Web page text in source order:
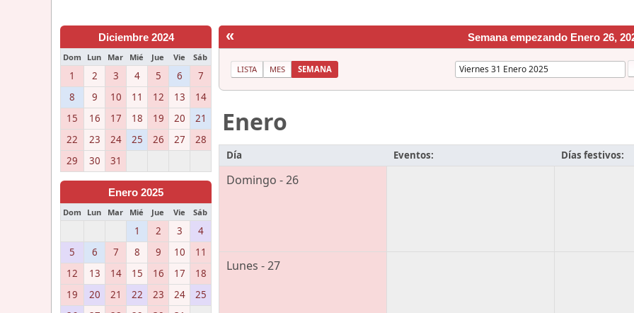
Diciembre 2024
Dom Lun Mar Mié Jue Vie Sáb
1 2 3 4 5 6
7
8
9 10 11 12 13
14
15
16 17 18 19 20
21
22
23 24 25 26 27
28
29
30 31
Enero 2025
Dom Lun Mar Mié Jue Vie Sáb
1 2 3
4
5
6 7 8 9 10
11
12
13 14 15 16 17
18
19
20 21 22 23 24
25
« Semana empezando Enero 26,
LISTA MES SEMANA
Enero
Día Eventos: Días festivos:
Domingo - 26
Lunes - 27